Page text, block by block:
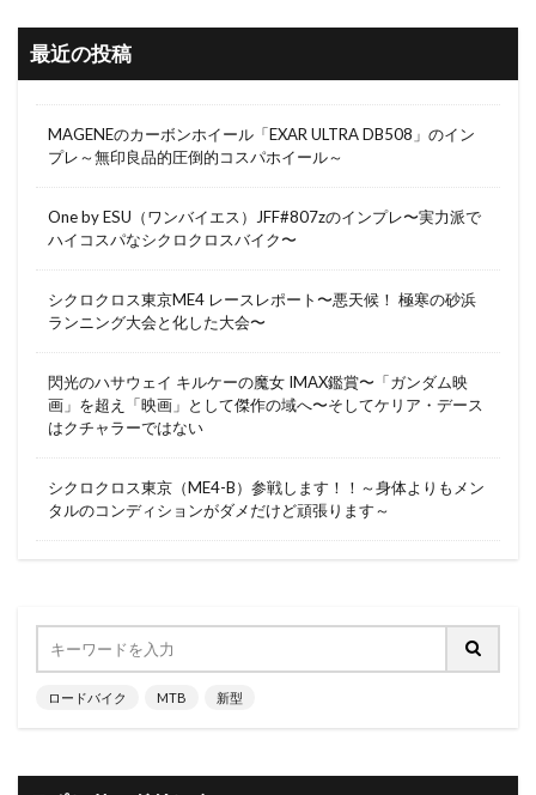
最近の投稿
MAGENEのカーボンホイール「EXAR ULTRA DB508」のイン
プレ～無印良品的圧倒的コスパホイール～
One by ESU（ワンバイエス）JFF#807zのインプレ〜実力派で
ハイコスパなシクロクロスバイク〜
シクロクロス東京ME4 レースレポート〜悪天候！ 極寒の砂浜
ランニング大会と化した大会〜
閃光のハサウェイ キルケーの魔女 IMAX鑑賞〜「ガンダム映
画」を超え「映画」として傑作の域へ〜そしてケリア・デース
はクチャラーではない
シクロクロス東京（ME4-B）参戦します！！～身体よりもメン
タルのコンディションがダメだけど頑張ります～
ロードバイク MTB 新型